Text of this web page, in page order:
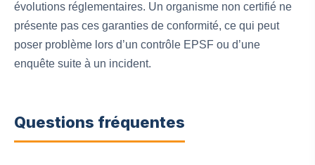
évolutions réglementaires. Un organisme non certifié ne
présente pas ces garanties de conformité, ce qui peut
poser problème lors d’un contrôle EPSF ou d’une
enquête suite à un incident.
Questions fréquentes